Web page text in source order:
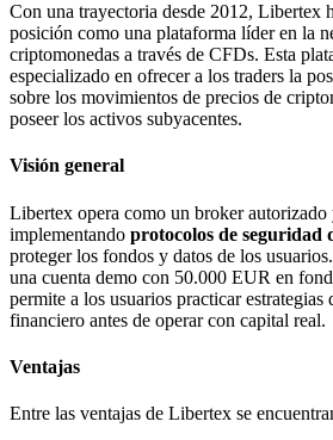
Con una trayectoria desde 2012, Libertex
posición como una plataforma líder en la
criptomonedas a través de CFDs. Esta
especializado en ofrecer a los traders la
sobre los movimientos de precios de
poseer los activos subyacentes.
Visión general
Libertex opera como un broker autorizado
implementando protocolos de seguridad
proteger los fondos y datos de los
una cuenta demo con 50.000 EUR en
permite a los usuarios practicar estrategias
financiero antes de operar con capital real.
Ventajas
Entre las ventajas de Libertex se